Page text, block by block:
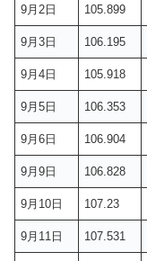
9月2日 105.899
9月3日 106.195
9月4日 105.918
9月5日 106.353
9月6日 106.904
9月9日 106.828
9月10日 107.23
9月11日 107.531